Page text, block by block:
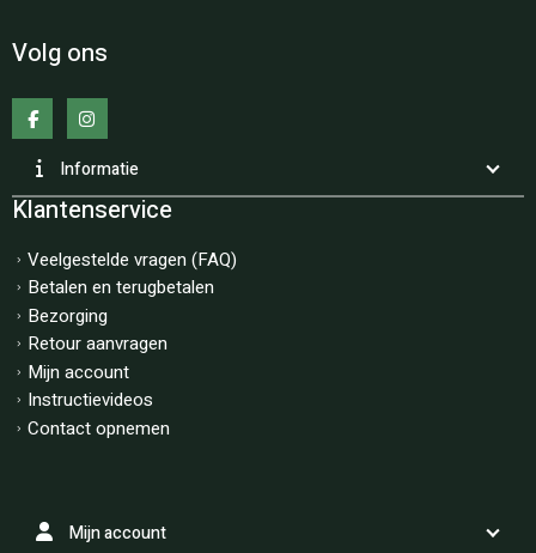
Volg ons
Informatie
Klantenservice
Veelgestelde vragen (FAQ)
Betalen en terugbetalen
Bezorging
Retour aanvragen
Mijn account
Instructievideos
Contact opnemen
Mijn account